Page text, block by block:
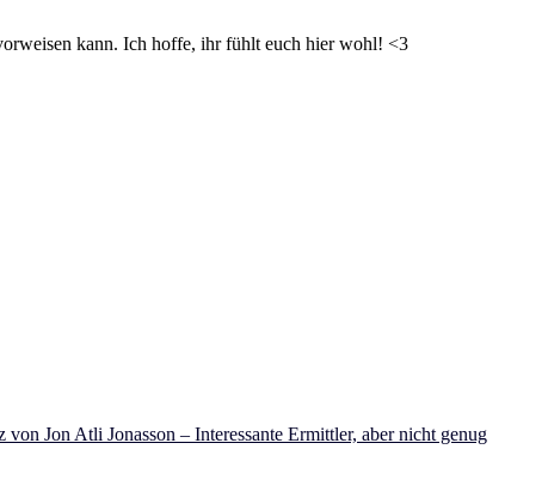
kann. Ich hoffe, ihr fühlt euch hier wohl! <3
von Jon Atli Jonasson – Interessante Ermittler, aber nicht genug